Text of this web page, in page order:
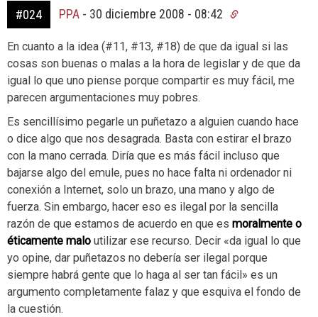
#024 PPA - 30 diciembre 2008 - 08:42
En cuanto a la idea (#11, #13, #18) de que da igual si las
cosas son buenas o malas a la hora de legislar y de que da
igual lo que uno piense porque compartir es muy fácil, me
parecen argumentaciones muy pobres.
Es sencillísimo pegarle un puñetazo a alguien cuando hace
o dice algo que nos desagrada. Basta con estirar el brazo
con la mano cerrada. Diría que es más fácil incluso que
bajarse algo del emule, pues no hace falta ni ordenador ni
conexión a Internet, solo un brazo, una mano y algo de
fuerza. Sin embargo, hacer eso es ilegal por la sencilla
razón de que estamos de acuerdo en que es moralmente o
éticamente malo utilizar ese recurso. Decir «da igual lo que
yo opine, dar puñetazos no debería ser ilegal porque
siempre habrá gente que lo haga al ser tan fácil» es un
argumento completamente falaz y que esquiva el fondo de
la cuestión.